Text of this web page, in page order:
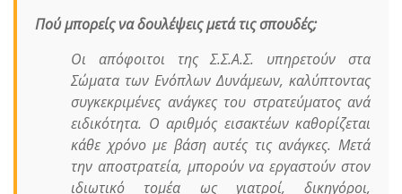
Πού μπορείς να δουλέψεις μετά τις σπουδές;
Οι απόφοιτοι της Σ.Σ.Α.Σ. υπηρετούν στα
Σώματα των Ενόπλων Δυνάμεων, καλύπτοντας
συγκεκριμένες ανάγκες του στρατεύματος ανά
ειδικότητα. Ο αριθμός εισακτέων καθορίζεται
κάθε χρόνο με βάση αυτές τις ανάγκες. Μετά
την αποστρατεία, μπορούν να εργαστούν στον
ιδιωτικό τομέα ως γιατροί, δικηγόροι,